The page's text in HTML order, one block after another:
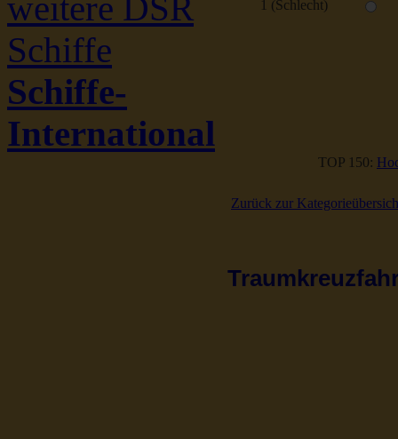
weitere DSR
Schiffe
Schiffe-
International
1 (Schlecht)
TOP 150:
Zurück zur